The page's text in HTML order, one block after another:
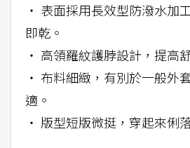
‧ 表面採用長效型防潑水加
即乾。
‧ 高領羅紋護脖設計，提高
‧ 布料細緻，有別於一般外
適。
‧ 版型短版微挺，穿起來俐